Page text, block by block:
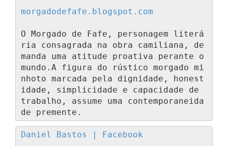
morgadodefafe.blogspot.com
O Morgado de Fafe, personagem literá
ria consagrada na obra camiliana, de
manda uma atitude proativa perante o
mundo.A figura do rústico morgado mi
nhoto marcada pela dignidade, honest
idade, simplicidade e capacidade de
trabalho, assume uma contemporaneida
de premente.
Daniel Bastos | Facebook